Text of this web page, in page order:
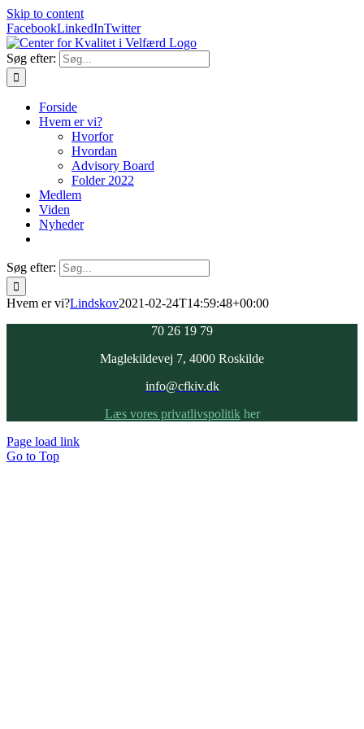
Skip to content
FacebookLinkedInTwitter
Søg efter:
Forside
Hvem er vi?
Hvorfor
Hvordan
Advisory Board
Folder 2022
Medlem
Viden
Nyheder
Søg efter:
Hvem er vi?Lindskov2021-02-24T14:59:48+00:00
70 26 19 79
Maglekildevej 7, 4000 Roskilde
info@cfkiv.dk
Læs vores privatlivspolitikher
Page load link
Go to Top